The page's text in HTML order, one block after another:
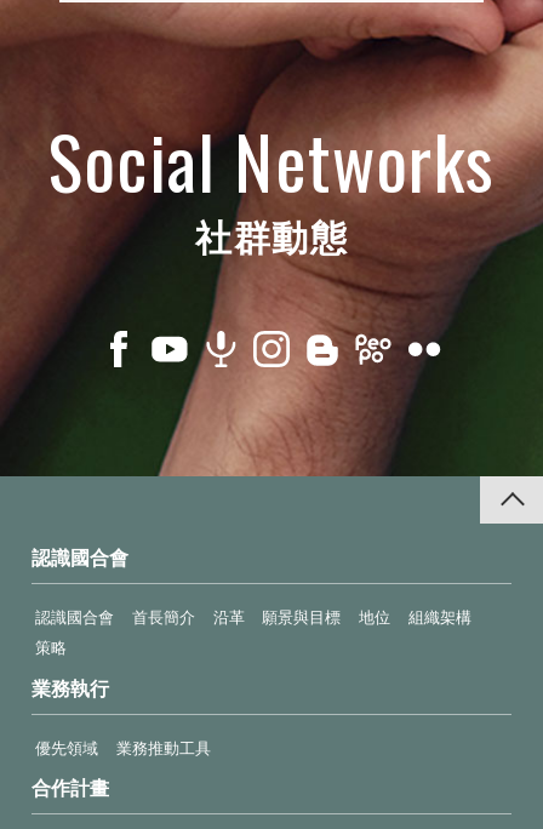
Social Networks
社群動態
認識國合會
認識國合會 首長簡介 沿革 願景與目標 地位
組織架構
策略
業務執行
優先領域 業務推動工具
合作計畫